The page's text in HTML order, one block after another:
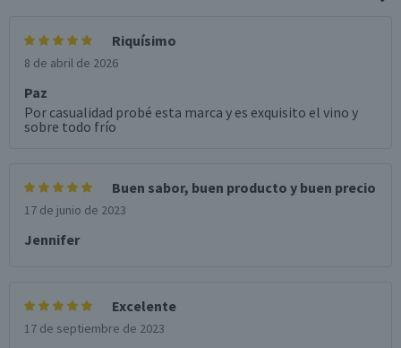
Sabor
Fresco, sabroso, meloso y persistente
Aroma
Frutas tropicales maduras que se mezclan con notas a
miel
Nota
Por Ley la venta de alcohol está prohibida para menores
de 18 años.
Riquísimo
8 de abril de 2026
Paz
Por casualidad probé esta marca y es exquisito el vino y
sobre todo frío
Buen sabor, buen producto y buen precio
17 de junio de 2023
Jennifer
Excelente
17 de septiembre de 2023